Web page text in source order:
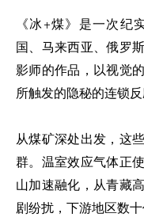
《冰+煤》是一次纪
国、马来西亚、俄罗
影师的作品，以视觉
所触发的隐秘的连锁反
从煤矿深处出发，这
群。温室效应气体正
山加速融化，从青藏
剧纷扰，下游地区数